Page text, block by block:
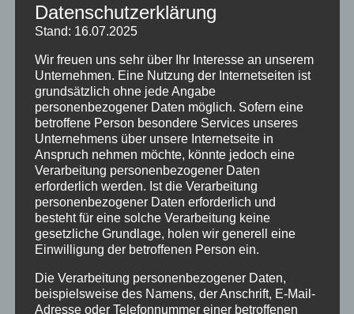
Zum Unternehmen FRÖMAG gehört auch der
führende US amerikanischen Hersteller für
Nutenziehmaschinen, die Firma Mitts & Merrill mit
Sitz in Tavares / Florida.
Werkzeugmaschinen der Maschinenfabrik FRÖMAG
werden weltweit für die Bearbeitung von
hochwertigen Komponenten eingesetzt.
Datenschutzerklärung
Stand: 16.07.2025
Wir freuen uns sehr über Ihr Interesse an unserem
Unternehmen. Eine Nutzung der Internetseiten ist
grundsätzlich ohne jede Angabe
personenbezogener Daten möglich. Sofern eine
betroffene Person besondere Services unseres
Unternehmens über unsere Internetseite in
Anspruch nehmen möchte, könnte jedoch eine
Verarbeitung personenbezogener Daten
erforderlich werden. Ist die Verarbeitung
personenbezogener Daten erforderlich und
besteht für eine solche Verarbeitung keine
gesetzliche Grundlage, holen wir generell eine
Einwilligung der betroffenen Person ein.
Die Verarbeitung personenbezogener Daten,
beispielsweise des Namens, der Anschrift, E-Mail-
Adresse oder Telefonnummer einer betroffenen